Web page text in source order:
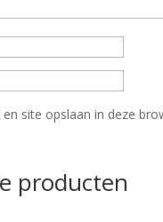
site opslaan in deze
producten